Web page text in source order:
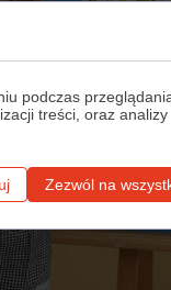
podczas
treści, oraz analizy
Zezwól na